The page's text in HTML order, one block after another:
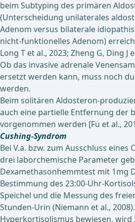
beim Subtyping des primären
(Unterscheidung unilaterales
Adenom versus bilaterale
nicht-funktionelles Adenom)
Long T et al., 2023; Zheng G, Ding J
Ob das invasive adrenale
ersetzt werden kann, muss noch
werden.
Beim solitären Aldosteron-
auch eine partielle Entfernung der
vorgenommen werden [Fu et al.,
Cushing-Syndrom
Bei V.a. bzw. zum Ausschluss eines
drei laborchemische Parameter
Dexamethasonhemmtest mit 1mg
Bestimmung des 23:00-Uhr-
Speichel und die Messung des
Stunden-Urin (Niemann et al.,
Hyperkortisolismus bewiesen, wird